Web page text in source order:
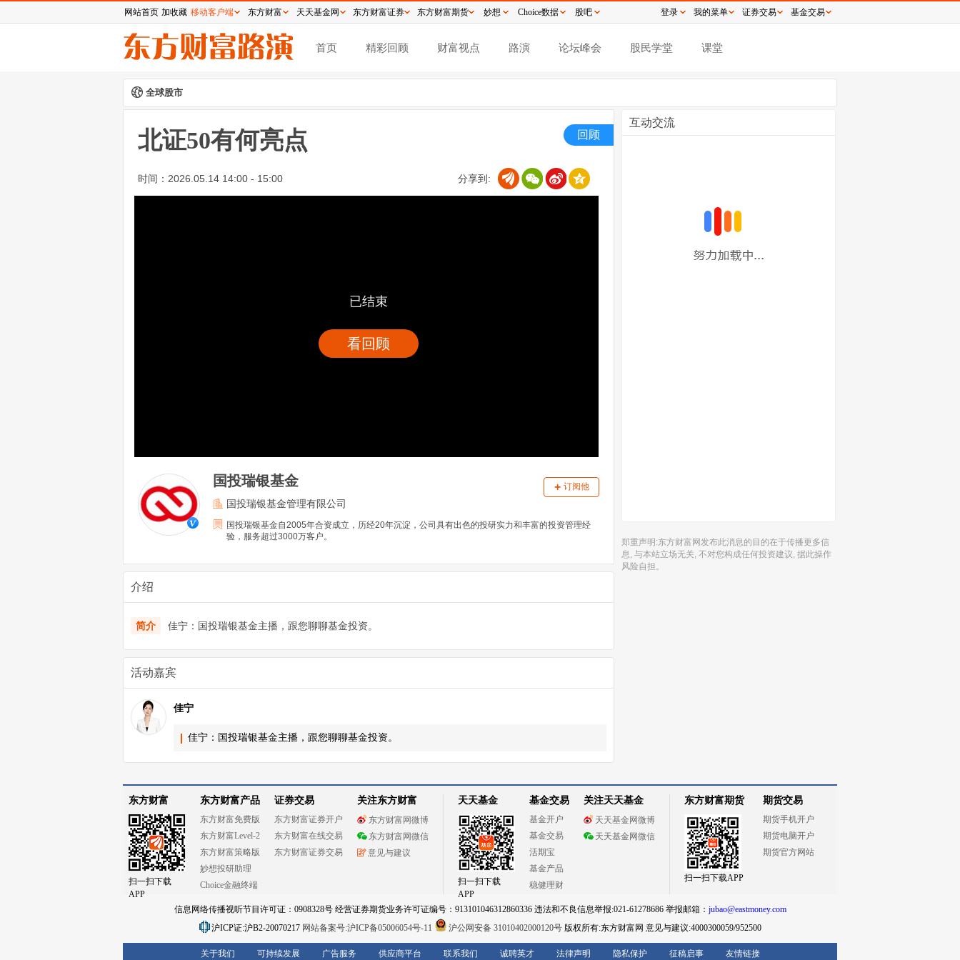
首页 精彩回顾 财富视点 路演 论坛峰会 股民学堂 课堂
全球股市
北证50有何亮点
时间： 2026.05.14 14:00 - 15:00 分享到:
回顾
已结束
看回顾
国投瑞银基金
国投瑞银基金管理有限公司
国投瑞银基金自2005年合资成立，历经20年沉淀，公司具有出色的投研实力和丰富的投资管理经
验，服务超过3000万客户。
+ 订阅他
介绍
简介 佳宁：国投瑞银基金主播，跟您聊聊基金投资。
活动嘉宾
佳宁
佳宁：国投瑞银基金主播，跟您聊聊基金投资。
互动交流
郑重声明:东方财富网发布此消息的目的在于传播更多信
息, 与本站立场无关, 不对您构成任何投资建议, 据此操作
风险自担。
东方财富
扫一扫下载
APP
东方财富产品
东方财富免费版
东方财富Level-2
东方财富策略版
妙想投研助理
Choice金融终端
证券交易
东方财富证券开户
东方财富在线交易
东方财富证券交易
关注东方财富
东方财富网微博
东方财富网微信
意见与建议
天天基金
扫一扫下载
APP
基金交易
基金开户
基金交易
活期宝
基金产品
稳健理财
关注天天基金
天天基金网微博
天天基金网微信
东方财富期货
扫一扫下载APP
期货交易
期货手机开户
期货电脑开户
期货官方网站
信息网络传播视听节目许可证：0908328号 经营证券期货业务许可证编号：913101046312860336 违法和不良信息举报:021-61278686 举报邮箱： jubao@eastmoney.com
沪ICP证:沪B2-20070217 网站备案号:沪ICP备05006054号-11 沪公网安备 31010402000120号版权所有:东方财富网 意见与建议:4000300059/952500
关于我们 可持续发展 广告服务 供应商平台 联系我们 诚聘英才 法律声明 隐私保护 征稿启事 友情链接
网站首页 加收藏 移动客户端 东方财富 天天基金网 东方财富证券 东方财富期货 妙想 Choice数据 股吧 登录 我的菜单 证券交易 基金交易